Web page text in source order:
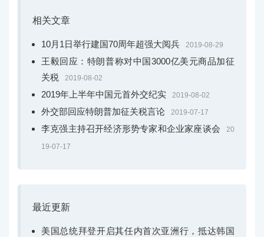
相关文章
10月1日举行建国70周年超强大阅兵 2019-08-29
王毅回应：特朗普称对中国3000亿美元商品加征
关税
2019-08-02
2019年上半年中国元首外交纪实 2019-08-02
外交部回应特朗普加征关税言论 2019-07-17
李克强主持召开经济形势专家和企业家座谈会 20
19-07-17
最近更新
美国总统拜登开启其任内首次亚洲行，抵达韩国